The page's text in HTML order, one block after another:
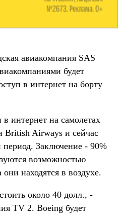
авиакомпания SAS
будет
в интернет на борту
интернет на самолетах
British Airways и сейчас
Заключение - 90%
возможностью
они находятся в воздухе.
около 40 долл., -
TV 2. Boeing будет